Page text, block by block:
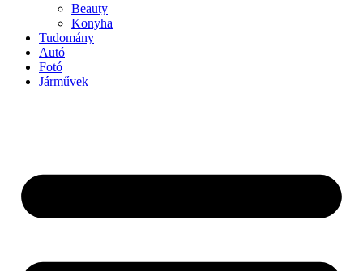
Beauty
Konyha
Tudomány
Autó
Fotó
Járművek